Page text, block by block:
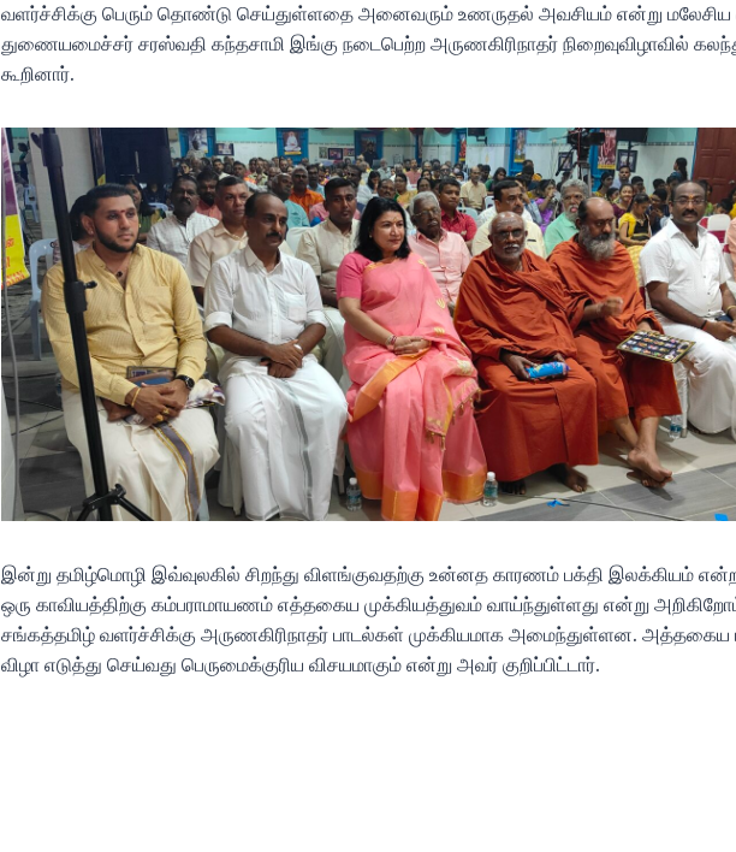
வளர்ச்சிக்கு பெரும் தொண்டு செய்துள்ளதை அனைவரும் உணருதல் அவசியம் என்று மலேசிய
துணையமைச்சர் சரஸ்வதி கந்தசாமி இங்கு நடைபெற்ற அருணகிரிநாதர் நிறைவுவிழாவில்
கூறினார்.
இன்று தமிழ்மொழி இவ்வுலகில் சிறந்து விளங்குவதற்கு உன்னத காரணம் பக்தி இலக்கியம்
ஒரு காவியத்திற்கு கம்பராமாயணம் எத்தகைய முக்கியத்துவம் வாய்ந்துள்ளது என்று
சங்கத்தமிழ் வளர்ச்சிக்கு அருணகிரிநாதர் பாடல்கள் முக்கியமாக அமைந்துள்ளன. அத்தகைய
விழா எடுத்து செய்வது பெருமைக்குரிய விசயமாகும் என்று அவர் குறிப்பிட்டார்.